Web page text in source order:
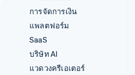
การจัดการเงิน
แพลตฟอร์ม
SaaS
บริษัท AI
แวดวงครีเอเตอร์